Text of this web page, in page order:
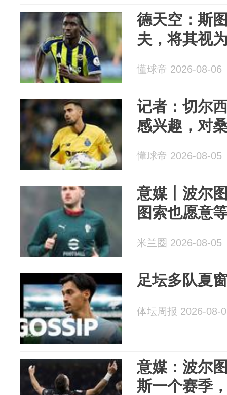
德天空：斯
夫，将其视
懂球帝 2026-08-06
记者：切尔
感兴趣，对
懂球帝 2026-08-05
意媒丨波尔
图索也愿意
米兰圈 2026-08-05
足坛多队夏
体坛周报 2026-08-
意媒：波尔
斯一个赛季